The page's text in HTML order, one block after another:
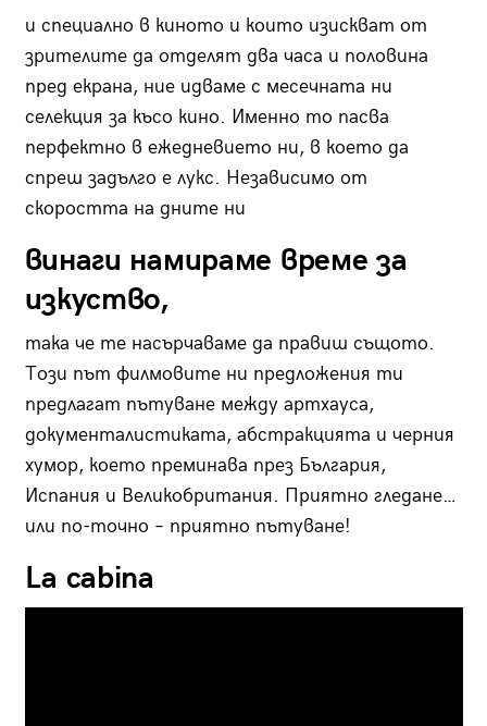
и специално в киното и които изискват от
зрителите да отделят два часа и половина
пред екрана, ние идваме с месечната ни
селекция за късо кино. Именно то пасва
перфектно в ежедневието ни, в което да
спреш задълго е лукс. Независимо от
скоростта на дните ни
винаги намираме време за
изкуство,
така че те насърчаваме да правиш същото.
Този път филмовите ни предложения ти
предлагат пътуване между артхауса,
документалистиката, абстракцията и черния
хумор, което преминава през България,
Испания и Великобритания. Приятно гледане…
или по-точно – приятно пътуване!
La cabina